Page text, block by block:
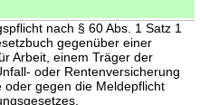
nach § 60 Abs. 1 Satz 1
gegenüber einer
Arbeit, einem Träger der
oder Rentenversicherung
gegen die Meldepflicht